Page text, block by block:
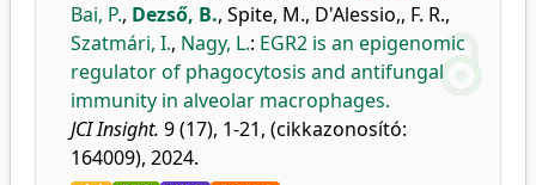
Bai, P., Dezső, B., Spite, M., D'Alessio,, F. R.,
Szatmári, I., Nagy, L.: EGR2 is an epigenomic
regulator of phagocytosis and antifungal
immunity in alveolar macrophages.
JCI Insight. 9 (17), 1-21, (cikkazonosító:
164009), 2024.